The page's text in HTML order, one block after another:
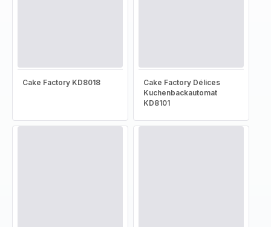
Cake Factory KD8018
Cake Factory Délices
Kuchenbackautomat
KD8101